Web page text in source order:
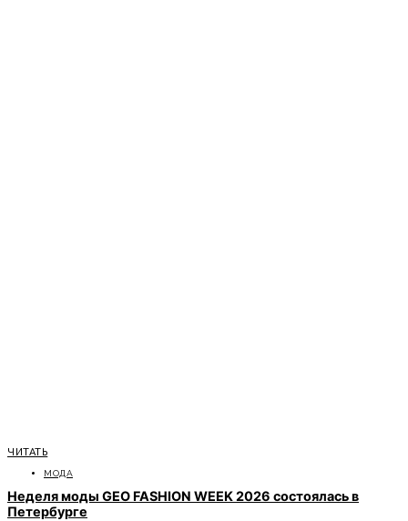
ЧИТАТЬ
МОДА
Неделя моды GEO FASHION WEEK 2026 состоялась в
Петербурге